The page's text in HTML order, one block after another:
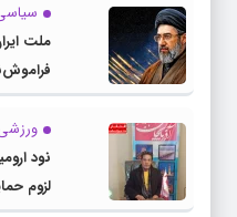
ملت
نود
لزوم